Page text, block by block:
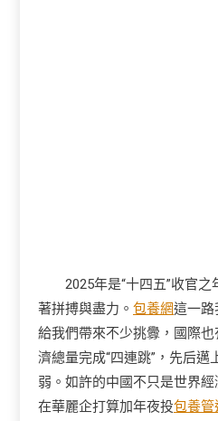
2025年是“十四五”收官
著拼搏與盡力。 包養網這一路
給我們帶來不少挑釁，國際也
濟總量完成“四連跳”，先后
弱。如許的中國不只是世界
在華麗企打算加年夜投包養管